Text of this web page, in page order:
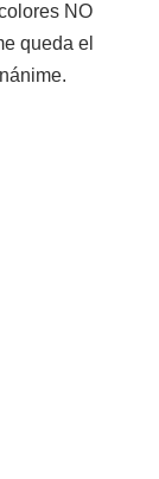
NO
queda el